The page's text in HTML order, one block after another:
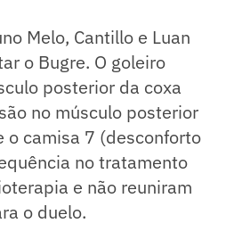
Melo, Cantillo e Luan
o Bugre. O goleiro
posterior da coxa
no músculo posterior
o camisa 7 (desconforto
no tratamento
e não reuniram
o duelo.